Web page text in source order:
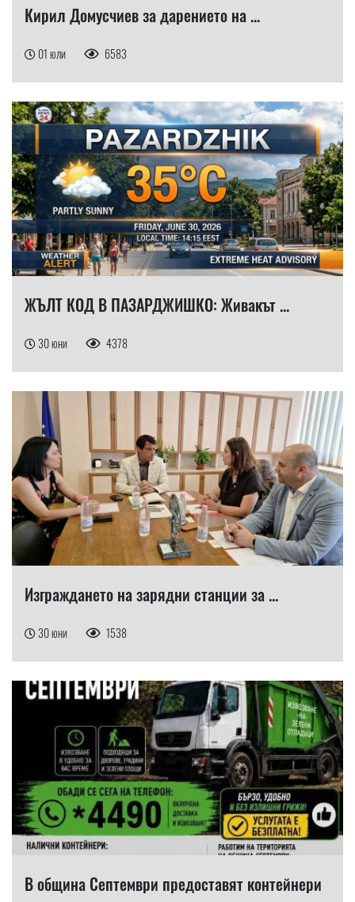
Кирил Домусчиев за дарението на ...
01 юли 6583
ЖЪЛТ КОД В ПАЗАРДЖИШКО: Живакът ...
30 юни 4378
Изграждането на зарядни станции за ...
30 юни 1538
В община Септември предоставят контейнери